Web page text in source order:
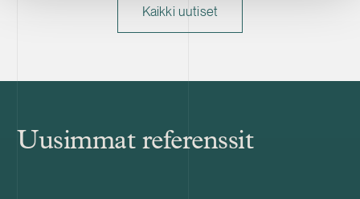
Kaikki uutiset
Uusimmat referenssit